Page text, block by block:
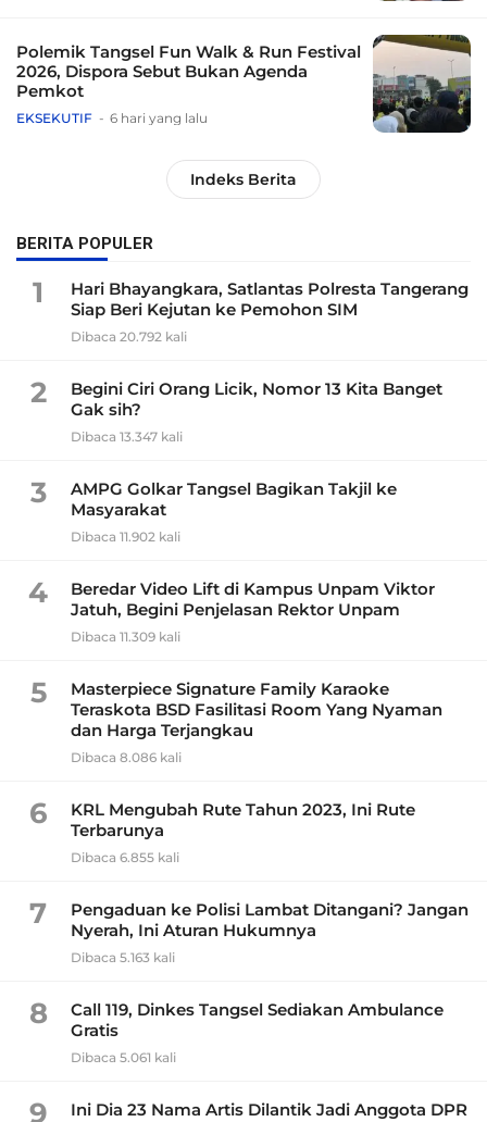
Polemik Tangsel Fun Walk & Run Festival
2026, Dispora Sebut Bukan Agenda
Pemkot
EKSEKUTIF 6 hari yang lalu
Indeks Berita
BERITA POPULER
1
Hari Bhayangkara, Satlantas Polresta Tangerang
Siap Beri Kejutan ke Pemohon SIM
Dibaca 20.792 kali
2
Begini Ciri Orang Licik, Nomor 13 Kita Banget
Gak sih?
Dibaca 13.347 kali
3
AMPG Golkar Tangsel Bagikan Takjil ke
Masyarakat
Dibaca 11.902 kali
4
Beredar Video Lift di Kampus Unpam Viktor
Jatuh, Begini Penjelasan Rektor Unpam
Dibaca 11.309 kali
5
Masterpiece Signature Family Karaoke
Teraskota BSD Fasilitasi Room Yang Nyaman
dan Harga Terjangkau
Dibaca 8.086 kali
6
KRL Mengubah Rute Tahun 2023, Ini Rute
Terbarunya
Dibaca 6.855 kali
7
Pengaduan ke Polisi Lambat Ditangani? Jangan
Nyerah, Ini Aturan Hukumnya
Dibaca 5.163 kali
8
Call 119, Dinkes Tangsel Sediakan Ambulance
Gratis
Dibaca 5.061 kali
9
Ini Dia 23 Nama Artis Dilantik Jadi Anggota DPR